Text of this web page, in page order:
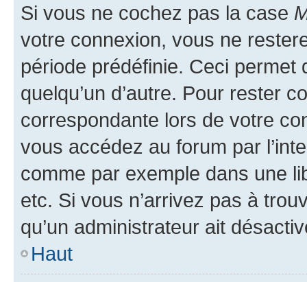
Si vous ne cochez pas la case
votre connexion, vous ne
période prédéfinie. Ceci permet
quelqu’un d’autre. Pour rester
correspondante lors de votre
vous accédez au forum par
comme par exemple dans une
etc. Si vous n’arrivez pas à
qu’un administrateur ait
Haut